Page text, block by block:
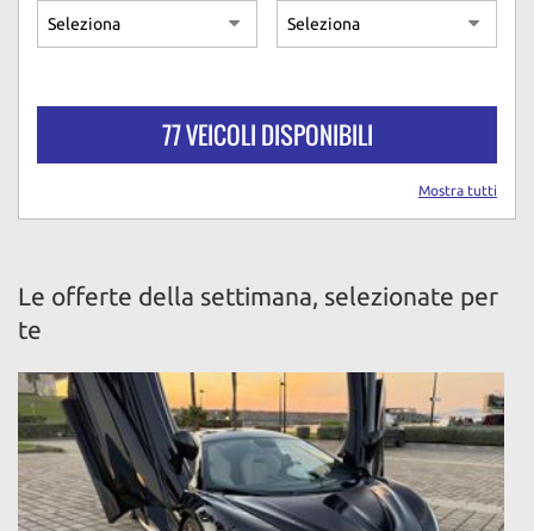
77 VEICOLI DISPONIBILI
Mostra tutti
Le offerte della settimana, selezionate per
te